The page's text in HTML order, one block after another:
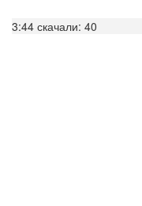
3:44 скачали: 40